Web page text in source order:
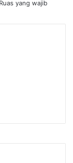
Ruas yang wajib